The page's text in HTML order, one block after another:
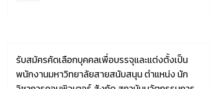
รับสมัครคัดเลือกบุคคลเพื่อบรรจุและแต่งตั้งเป็น
พนักงานมหาวิทยาลัยสายสนับสนุน ตำแหน่ง นัก